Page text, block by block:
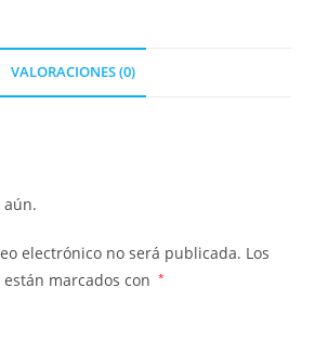
VALORACIONES (0)
aún.
electrónico no será publicada. Los
marcados con
*